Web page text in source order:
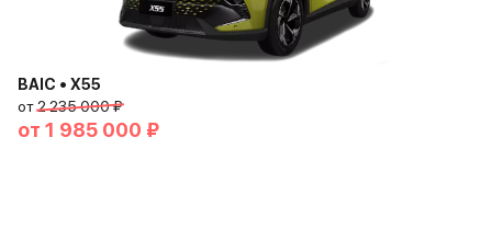
BAIC • X55
от2 235 000 ₽
от 1 985 000 ₽